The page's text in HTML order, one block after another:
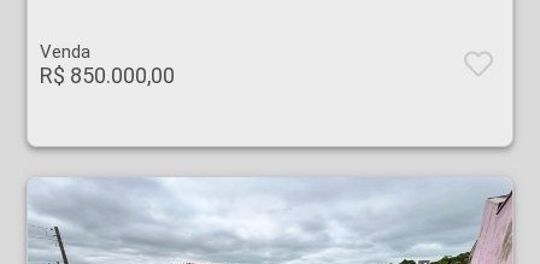
Venda
R$ 850.000,00